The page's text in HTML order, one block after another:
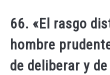
66. «El rasgo
hombre
de deliberar y